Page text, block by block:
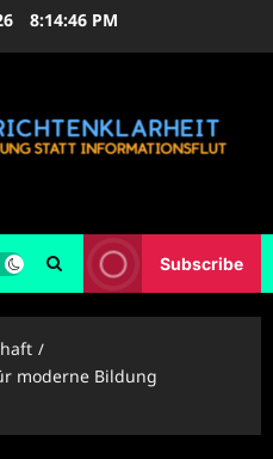
8:14:48 PM
Subscribe
moderne Bildung